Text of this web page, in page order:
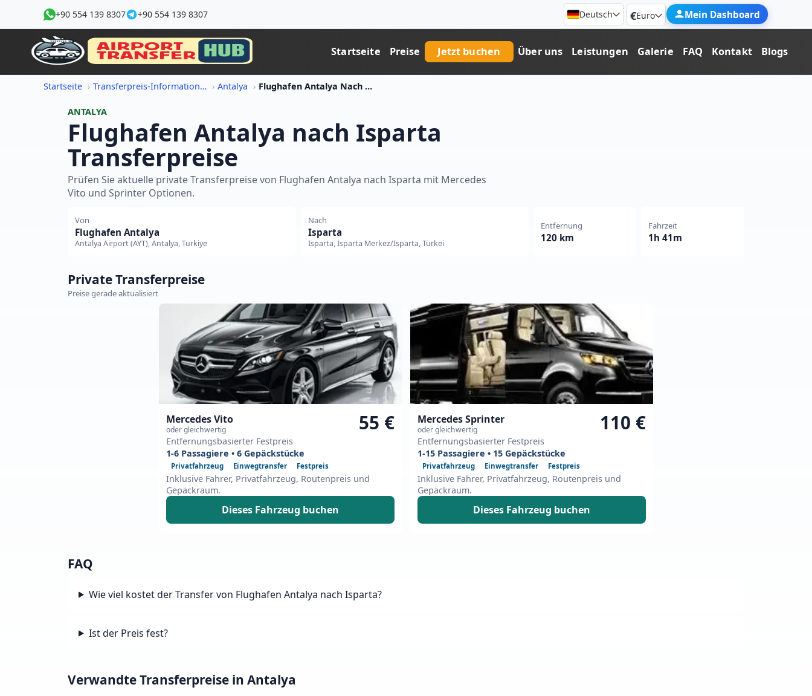
+90 554 139 8307 +90 554 139 8307 Deutsch €Euro Mein Dashboard
Startseite Preise Jetzt buchen Über uns Leistungen Galerie FAQ Kontakt Blogs
Startseite Transferpreis-Informationen Antalya Flughafen Antalya Nach Isparta Transferpreis
ANTALYA
Flughafen Antalya nach Isparta
Transferpreise
Prüfen Sie aktuelle private Transferpreise von Flughafen Antalya nach Isparta mit Mercedes
Vito und Sprinter Optionen.
Von
Flughafen Antalya
Antalya Airport (AYT), Antalya, Türkiye
Nach
Isparta
Isparta, Isparta Merkez/Isparta, Türkei
Entfernung
120 km
Fahrzeit
1h 41m
Private Transferpreise
Preise gerade aktualisiert
Mercedes Vito
oder gleichwertig
Entfernungsbasierter Festpreis
55 €
1-6 Passagiere • 6 Gepäckstücke
Privatfahrzeug Einwegtransfer Festpreis
Inklusive Fahrer, Privatfahrzeug, Routenpreis und
Gepäckraum.
Dieses Fahrzeug buchen
Mercedes Sprinter
oder gleichwertig
Entfernungsbasierter Festpreis
110 €
1-15 Passagiere • 15 Gepäckstücke
Privatfahrzeug Einwegtransfer Festpreis
Inklusive Fahrer, Privatfahrzeug, Routenpreis und
Gepäckraum.
Dieses Fahrzeug buchen
FAQ
Wie viel kostet der Transfer von Flughafen Antalya nach Isparta?
Ist der Preis fest?
Verwandte Transferpreise in Antalya